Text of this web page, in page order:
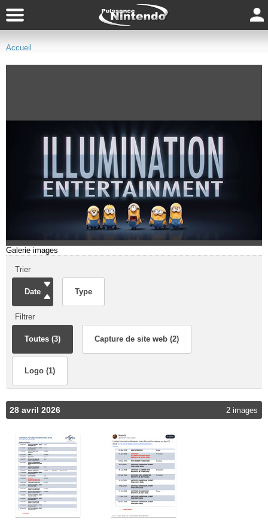
Accueil
Galerie images
Trier
Date Type
Filtrer
Toutes (3) Capture de site web (2)
Logo (1)
28 avril 2026 2 images